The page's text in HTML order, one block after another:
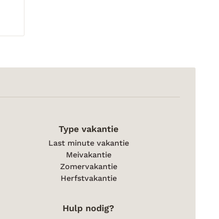
Type vakantie
Last minute vakantie
Meivakantie
Zomervakantie
Herfstvakantie
Hulp nodig?